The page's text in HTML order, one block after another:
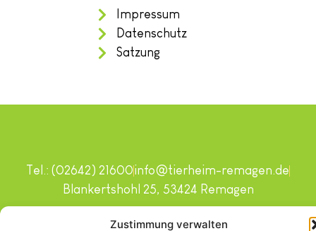
Zustimmung verwalten
Impressum
Datenschutz
Satzung
Copyright © 2024. Alle Rechte vorbehalten.
Tel.: (02642) 21600info@tierheim-remagen.de
Blankertshohl 25, 53424 Remagen